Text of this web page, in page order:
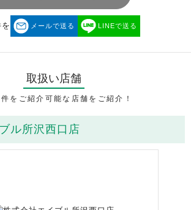
メールで送る LINEで送る
取扱い店舗
をご紹介可能な店舗をご紹介！
ル所沢西口店